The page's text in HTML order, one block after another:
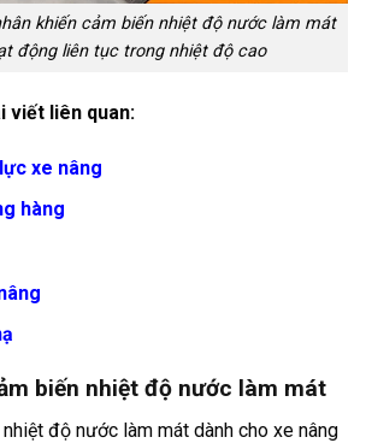
khiến cảm biến nhiệt độ nước làm mát
động liên tục trong nhiệt độ cao
viết liên quan:
xe nâng
hàng
biến nhiệt độ nước làm mát
nhiệt độ nước làm mát dành cho xe nâng